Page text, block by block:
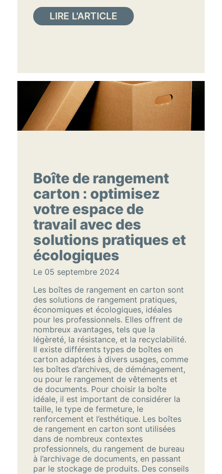
LIRE L'ARTICLE
Boîte de rangement
carton : optimisez
votre espace de
travail avec des
solutions pratiques et
écologiques
Le 05 septembre 2024
Les boîtes de rangement en carton sont
des solutions de rangement pratiques,
économiques et écologiques, idéales
pour les professionnels. Elles offrent de
nombreux avantages, tels que la
légèreté, la résistance, et la recyclabilité.
Il existe différents types de boîtes en
carton adaptées à divers usages, comme
les boîtes d’archives, de déménagement,
ou pour le rangement de vêtements et
de documents. Pour choisir la boîte
idéale, il est important de considérer la
taille, le type de fermeture, le
renforcement et l’esthétique. Les boîtes
de rangement en carton sont utilisées
dans de nombreux contextes
professionnels, du rangement de bureau
à l’archivage de documents, en passant
par le stockage de produits. Des conseils